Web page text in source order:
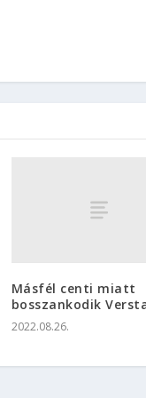
Másfél centi miatt
bosszankodik
2022.08.26.